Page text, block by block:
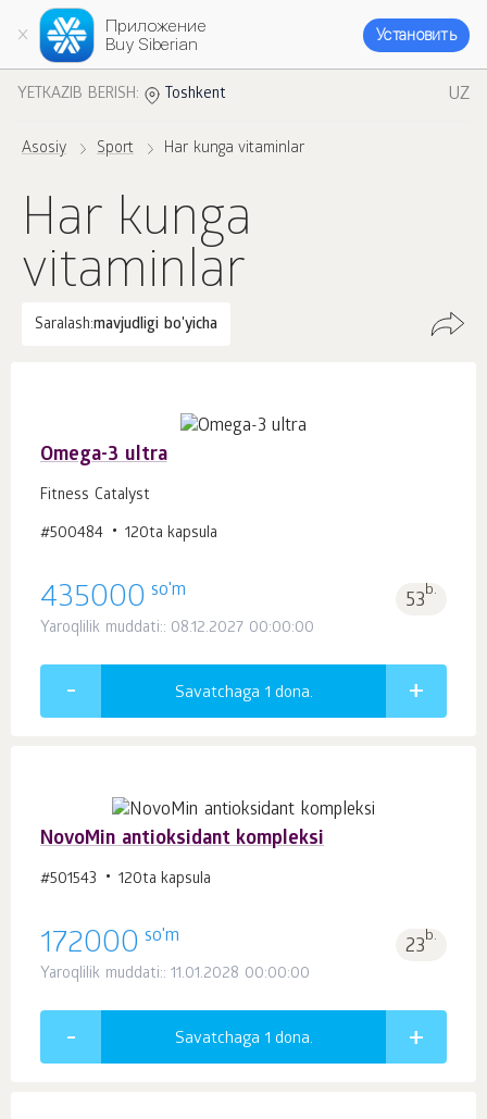
Приложение
Buy Siberian
Установить
YETKAZIB BERISH: Toshkent UZ
Asosiy Sport Har kunga vitaminlar
Har kunga
vitaminlar
Saralash:mavjudligi bo'yicha
Omega-3 ultra
Fitness Catalyst
#500484 120ta kapsula
435000 so'm 53b.
Yaroqlilik muddati:: 08.12.2027 00:00:00
Savatchaga 1 dona.
NovoMin antioksidant kompleksi
#501543 120ta kapsula
172000 so'm 23b.
Yaroqlilik muddati:: 11.01.2028 00:00:00
Savatchaga 1 dona.